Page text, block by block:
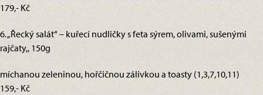
179,- Kč
6. „Řecký salát“ – kuřecí nudličky s feta sýrem, olivami, sušenými
rajčaty,, 150g
míchanou zeleninou, hořčičnou zálivkou a toasty (1,3,7,10,11)
159,- Kč